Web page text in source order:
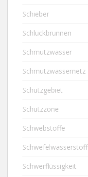
Schieber
Schluckbrunnen
Schmutzwasser
Schmutzwassernetz
Schutzgebiet
Schutzzone
Schwebstoffe
Schwefelwasserstoff
Schwerflüssigkeit